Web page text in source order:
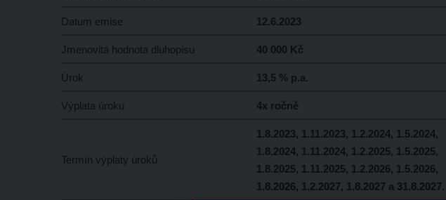
Datum emise 12.6.2023
Jmenovitá hodnota dluhopisu 40 000 Kč
Úrok 13,5 % p.a.
Výplata úroku 4x ročně
Termín výplaty úroků
1.8.2023, 1.11.2023, 1.2.2024, 1.5.2024,
1.8.2024, 1.11.2024, 1.2.2025, 1.5.2025,
1.8.2025, 1.11.2025, 1.2.2026, 1.5.2026,
1.8.2026, 1.2.2027, 1.8.2027 a 31.8.2027.